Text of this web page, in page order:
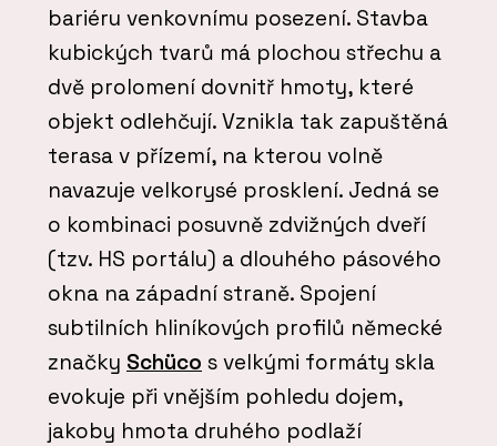
bariéru venkovnímu posezení. Stavba
kubických tvarů má plochou střechu a
dvě prolomení dovnitř hmoty, které
objekt odlehčují. Vznikla tak zapuštěná
terasa v přízemí, na kterou volně
navazuje velkorysé prosklení. Jedná se
o kombinaci posuvně zdvižných dveří
(tzv. HS portálu) a dlouhého pásového
okna na západní straně. Spojení
subtilních hliníkových profilů německé
značky Schüco s velkými formáty skla
evokuje při vnějším pohledu dojem,
jakoby hmota druhého podlaží